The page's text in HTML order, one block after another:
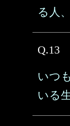
る人
Q.13
いつ
いる